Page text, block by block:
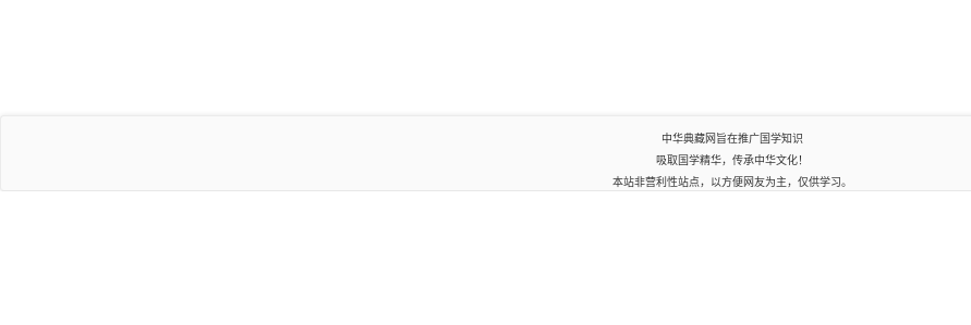
中华典藏网旨在推广国学知识
吸取国学精华，传承中华文化！
本站非营利性站点，以方便网友为主，仅供学习。